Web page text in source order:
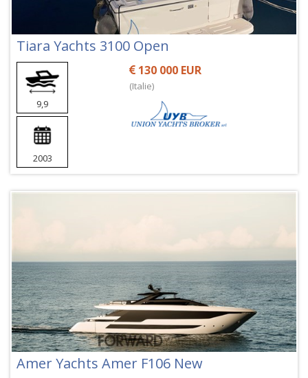
Tiara Yachts 3100 Open
9,9
2003
130 000 EUR
(Italie)
Amer Yachts Amer F106 New